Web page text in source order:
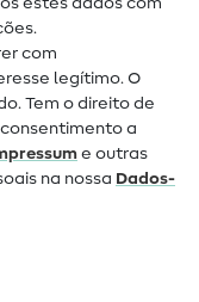
estes dados com
com
legítimo. O
Tem o direito de
a
e outras
na nossa Dados­